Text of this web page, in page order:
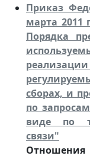
Приказ
марта 2011
Порядка
сборах, и
по
виде по
связи"